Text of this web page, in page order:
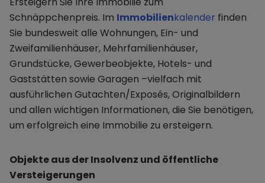
Schnäppchenpreis. Im Immobilienkalender finden
Sie bundesweit alle Wohnungen, Ein- und
Zweifamilienhäuser, Mehrfamilienhäuser,
Grundstücke, Gewerbeobjekte, Hotels- und
Gaststätten sowie Garagen –vielfach mit
ausführlichen Gutachten/Exposés, Originalbildern
und allen wichtigen Informationen, die Sie benötigen,
um erfolgreich eine Immobilie zu ersteigern.
Objekte aus der Insolvenz und öffentliche
Versteigerungen